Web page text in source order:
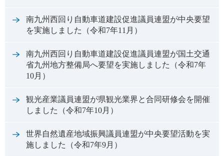
南九州西回り自動車道建設促進議員連盟が中央要望
を実施しました（令和7年11月）
南九州西回り自動車道建設促進議員連盟が国土交通
省九州地方整備局へ要望を実施しました（令和7年
10月）
観光産業議員連盟が県観光業界と合同研修会を開催
しました（令和7年10月）
世界自然遺産地域振興議員連盟が中央要望活動を実
施しました（令和7年9月）